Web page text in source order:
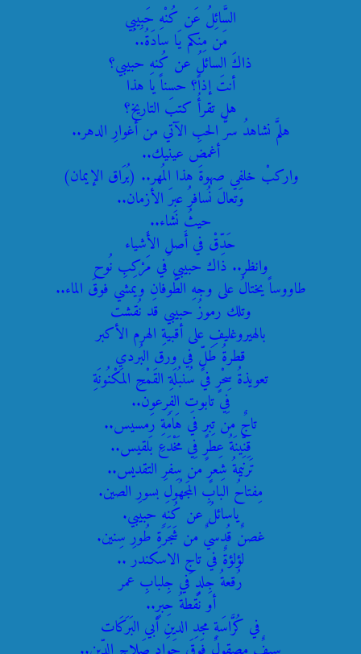
السَّائِلُ عَن كُنْهِ حَبِيبِي
مَن مِنكم يَا سادَةُ..
ذاكَ السائلُ عن كُنهِ حبيبي؟
أنتَ إذاً؟ حسناً يا هذا
هل تقرأُ كتبَ التاريخ؟
هلمَّ نشاهدُ سرَّ الحبِ الآتي من أغوارِ الدهر..
أغمض عينيك..
واركبْ خلفي صهوةَ هذا المُهر.. (بُرَاق الإيمان)
وَتعالَ نُسافرُ عبرَ الأزمان..
حيثُ نَشاء..
حَدِّقْ في أَصلِ الأَشياء
وانظر.. ذاك حبيبي في مَرْكِبِ نُوح
طاووساً يختالُ على وجهِ الطُّوفانِ ويمشي فوقَ الماء..
وتلك رموزُ حبيبي قد نُقشت
بالهيروغليفِ على أقبيةِ الهرم الأكبر
قطرةُ طَلٍّ في ورق البُردي
تعويذةُ سِحْرٍ في سُنبُلَةِ القَمْحِ المَكْنُونَةِ
فِي تابوتِ الفِرعون..
تاجٌ من تِبرٍ في هَامَةِ رَمسيس..
قِنِّينَةُ عِطرٍ فِي مَخْدَعِ بَلقيس..
تَرنيمةُ شِعرٍ من سِفرِ التقديس..
مِفتاحُ البابِ المَجهُولِ بسورِ الصين.
ياسائلُ عن كُنهِ حبيبي.
غصنٌ قُدسيٌ من شَجَرَةِ طُورِ سِنين.
لؤلؤةٌ في تاجِ الاسكندر ..
رُقعةُ جِلدٍ في جِلبابِ عمر
أو نُقطةُ حِبرٍ..
في كُرَّاسَةِ مجدِ الدينِ أبي البَرَكَات